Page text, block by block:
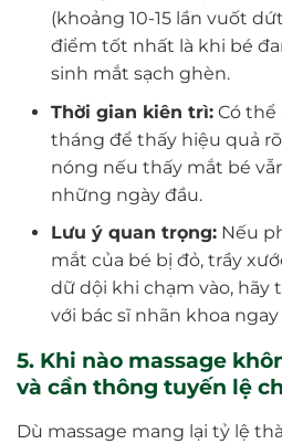
(khoảng 10-15 lần vuốt
điểm tốt nhất là khi bé
sinh mắt sạch ghèn.
Thời gian kiên trì:Có thể
tháng để thấy hiệu quả
nóng nếu thấy mắt bé
những ngày đầu.
Lưu ý quan trọng:Nếu
mắt của bé bị đỏ, trầy
dữ dội khi chạm vào, hãy
với bác sĩ nhãn khoa
5. Khi nào massage
và cần thông tuyến lệ
Dù massage mang lại tỷ lệ